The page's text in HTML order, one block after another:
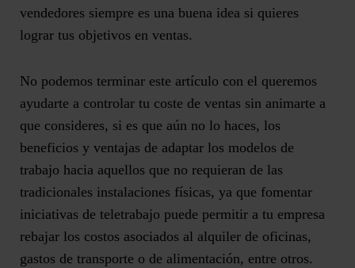
vendedores siempre es una buena idea si quieres
lograr tus objetivos en ventas.
No podemos terminar este artículo con el queremos
ayudarte a controlar tu coste de ventas sin animarte a
que consideres, si es que aún no lo haces, los
beneficios y ventajas de adaptar los modelos de
trabajo hacia aquellos que no requieran de las
tradicionales instalaciones físicas, ya que fomentar
iniciativas de teletrabajo puede permitir a tu empresa
rebajar los costos asociados al alquiler de oficinas,
gastos de transporte o de alimentación, entre otros.